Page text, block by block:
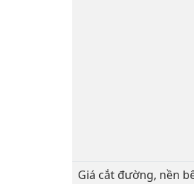
Giá cắt đường, nền